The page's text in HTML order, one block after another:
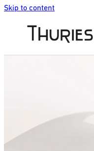
Skip to content